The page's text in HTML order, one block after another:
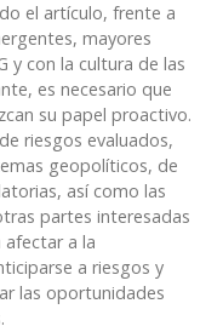
el artículo, frente a
mayores
y con la cultura de las
es necesario que
su papel proactivo.
riesgos evaluados,
geopolíticos, de
así como las
partes interesadas
a la
a riesgos y
las oportunidades